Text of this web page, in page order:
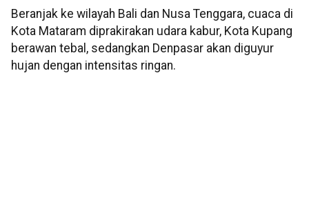
Beranjak ke wilayah Bali dan Nusa Tenggara, cuaca di
Kota Mataram diprakirakan udara kabur, Kota Kupang
berawan tebal, sedangkan Denpasar akan diguyur
hujan dengan intensitas ringan.